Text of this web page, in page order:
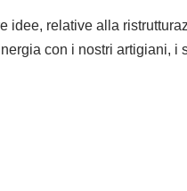
idee, relative alla
con i nostri artigiani, i